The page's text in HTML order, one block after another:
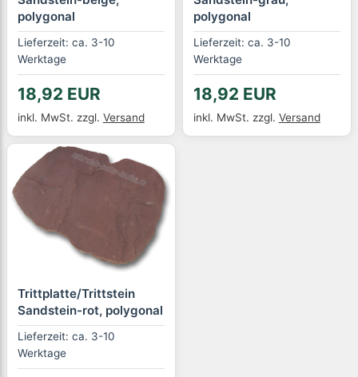
polygonal
Lieferzeit: ca. 3-10
Werktage
18,92 EUR
inkl. MwSt. zzgl. Versand
polygonal
Lieferzeit: ca. 3-10
Werktage
18,92 EUR
inkl. MwSt. zzgl. Versand
Trittplatte/Trittstein
Sandstein-rot, polygonal
Lieferzeit: ca. 3-10
Werktage